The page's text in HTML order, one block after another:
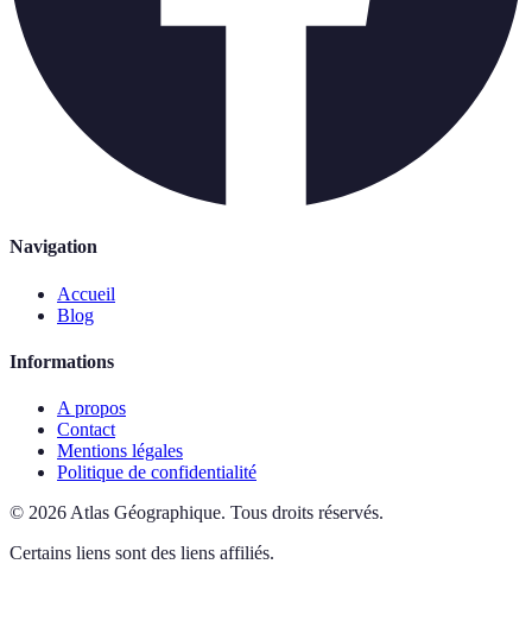
Navigation
Accueil
Blog
Informations
A propos
Contact
Mentions légales
Politique de confidentialité
© 2026 Atlas Géographique. Tous droits réservés.
Certains liens sont des liens affiliés.